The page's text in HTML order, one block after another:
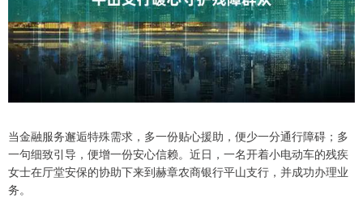
当金融服务邂逅特殊需求，多一份贴心援助，便少一分通行障碍；多
一句细致引导，便增一份安心信赖。近日，一名开着小电动车的残疾
女士在厅堂安保的协助下来到赫章农商银行平山支行，并成功办理业
务。